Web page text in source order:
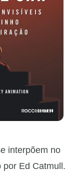
interpõem no
por Ed Catmull.